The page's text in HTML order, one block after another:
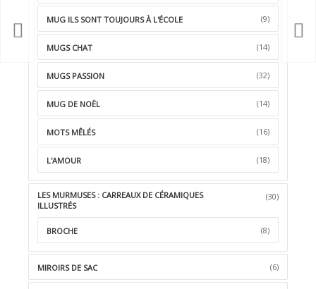
MUG ILS SONT TOUJOURS À L'ÉCOLE (9)
MUGS CHAT (14)
MUGS PASSION (32)
MUG DE NOËL (14)
MOTS MÊLÉS (16)
L'AMOUR (18)
LES MURMUSES : CARREAUX DE CÉRAMIQUES
ILLUSTRÉS
(30)
BROCHE (8)
MIROIRS DE SAC (6)